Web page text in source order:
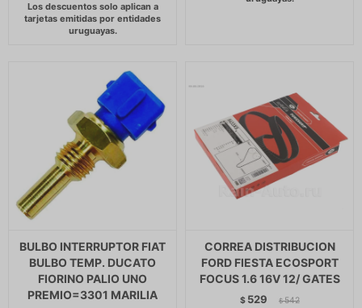
BULBO INTERRUPTOR FIAT
BULBO TEMP. DUCATO
FIORINO PALIO UNO
PREMIO=3301 MARILIA
CORREA DISTRIBUCION
FORD FIESTA ECOSPORT
FOCUS 1.6 16V 12/ GATES
$ 529 $ 542